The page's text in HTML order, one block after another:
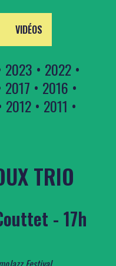
VIDÉOS
2023 • 2022 •
2017 • 2016 •
2012• 2011 •
TRIO
- 17h